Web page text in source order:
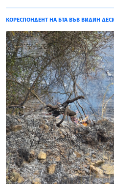
КОРЕСПОНДЕНТ НА БТА ВЪВ ВИДИН